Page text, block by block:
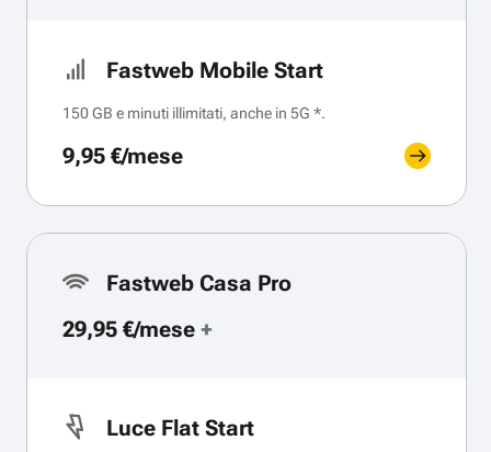
Fastweb Mobile Start
150 GB e minuti illimitati, anche in 5G *.
9,95 €/mese
Fastweb Casa Pro
29,95 €/mese +
Luce Flat Start